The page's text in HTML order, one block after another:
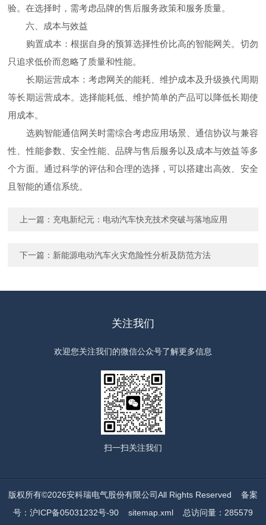
验。在选择时，需考虑品牌的售后服务政策和服务质量。
六、成本与效益
购置成本：根据自身的预算选择性价比高的智能网关。切勿
只追求低价而忽略了质量和性能。
长期运营成本：考虑网关的能耗、维护成本及升级换代周期
等长期运营成本。选择能耗低、维护简单的产品可以降低长期使
用成本。
选购智能通信网关时需综合考虑应用场景、通信协议与兼容
性、性能参数、安全性能、品牌与售后服务以及成本与效益等多
个方面。通过科学的评估和合理的选择，可以搭建出高效、安全
且智能的通信系统。
上一篇： 充电新纪元：电动汽车快充技术突破与落地应用
下一篇： 新能源电动汽车火灾危险性分析及防范方法
关注我们
欢迎您关注我们的微信公众号了解更多信息
扫一扫关注我们
版权所有©2026安科瑞电气股份有限公司All Rights Reserved 备案
号：沪ICP备05031232号-90
sitemap.xml总访问量：285579